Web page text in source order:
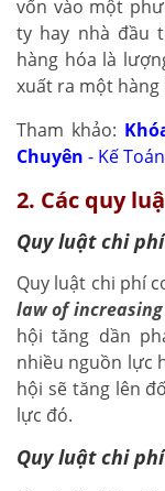
vốn vào một
ty hay nhà đầu
hàng hóa là
xuất ra một hàng
Tham khảo:
Chuyên - Kế
2. Các quy
Quy luật chi
Quy luật chi phí
law of
hội tăng dần
nhiều nguồn lực
hội sẽ tăng lên
lực đó.
Quy luật chi